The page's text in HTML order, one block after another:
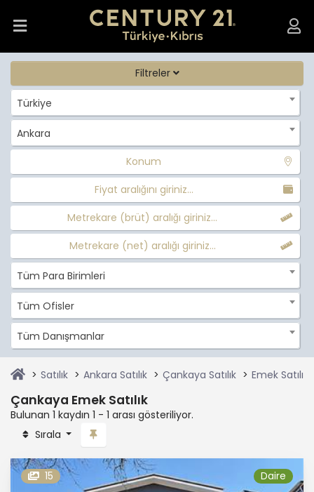
Filtreler
Türkiye
Ankara
Konum
Fiyat aralığını giriniz...
Metrekare (brüt) aralığı giriniz...
Metrekare (net) aralığı giriniz...
Tüm Para Birimleri
Tüm Ofisler
Tüm Danışmanlar
Satılık Ankara Satılık Çankaya Satılık Emek Satılık
Çankaya Emek Satılık
Bulunan 1 kaydın 1 - 1 arası gösteriliyor.
Sırala
15 Daire